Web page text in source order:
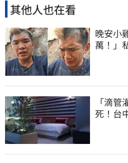
其他人也在看
晚安小
萬！」
「滴
死！台